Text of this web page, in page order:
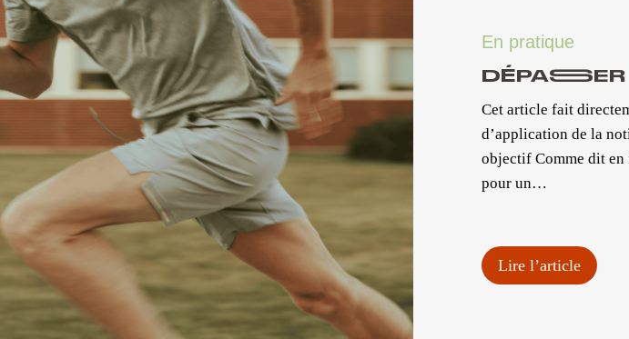
En pratique
Cet article fait
d’application de la
objectif Comme dit en
pour un…
Lire l’article